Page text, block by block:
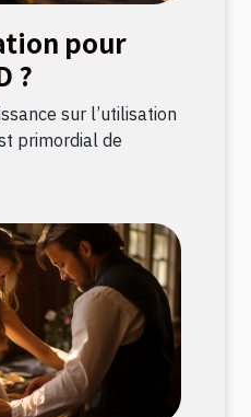
pour
?
sur l’utilisation
primordial de